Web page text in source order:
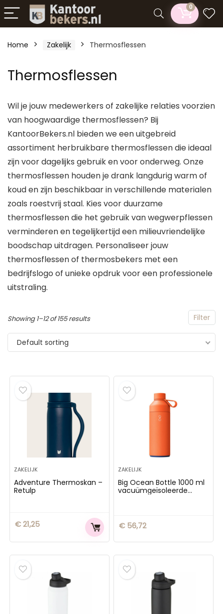
0
Home Zakelijk Thermosflessen
Thermosflessen
Wil je jouw medewerkers of zakelijke relaties voorzien
van hoogwaardige thermosflessen? Bij
KantoorBekers.nl bieden we een uitgebreid
assortiment herbruikbare thermosflessen die ideaal
zijn voor dagelijks gebruik en voor onderweg. Onze
thermosflessen houden je drank langdurig warm of
koud en zijn beschikbaar in verschillende materialen
zoals roestvrij staal. Kies voor duurzame
thermosflessen die het gebruik van wegwerpflessen
verminderen en tegelijkertijd een milieuvriendelijke
boodschap uitdragen. Personaliseer jouw
thermosflessen of thermosbekers met een
bedrijfslogo of unieke opdruk voor een professionele
uitstraling.
Filter
Showing 1–12 of 155 results
Default sorting
ZAKELIJK
Adventure Thermoskan –
Retulp
€21,25
ZAKELIJK
Big Ocean Bottle 1000 ml
vacuümgeïsoleerde
€56,72